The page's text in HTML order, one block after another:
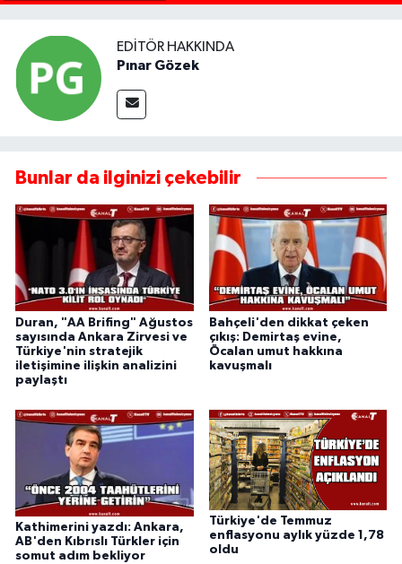
EDITÖR HAKKINDA
Pınar Gözek
Bunlar da ilginizi çekebilir
Duran, "AA Brifing" Ağustos
sayısında Ankara Zirvesi ve
Türkiye'nin stratejik
iletişimine ilişkin analizini
paylaştı
Bahçeli'den dikkat çeken
çıkış: Demirtaş evine,
Öcalan umut hakkına
kavuşmalı
Kathimerini yazdı: Ankara,
AB'den Kıbrıslı Türkler için
somut adım bekliyor
Türkiye'de Temmuz
enflasyonu aylık yüzde 1,78
oldu